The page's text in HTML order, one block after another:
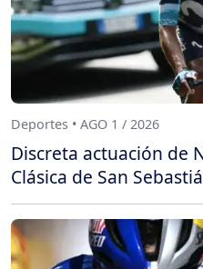
Deportes • AGO 1 / 2026
Discreta actuación de
Clásica de San